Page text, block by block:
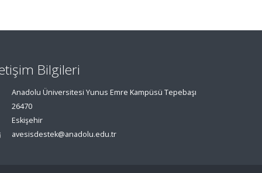
Bilgileri
Anadolu Üniversitesi Yunus Emre Kampüsü Tepebaşı
26470
Eskişehir
avesisdestek@anadolu.edu.tr